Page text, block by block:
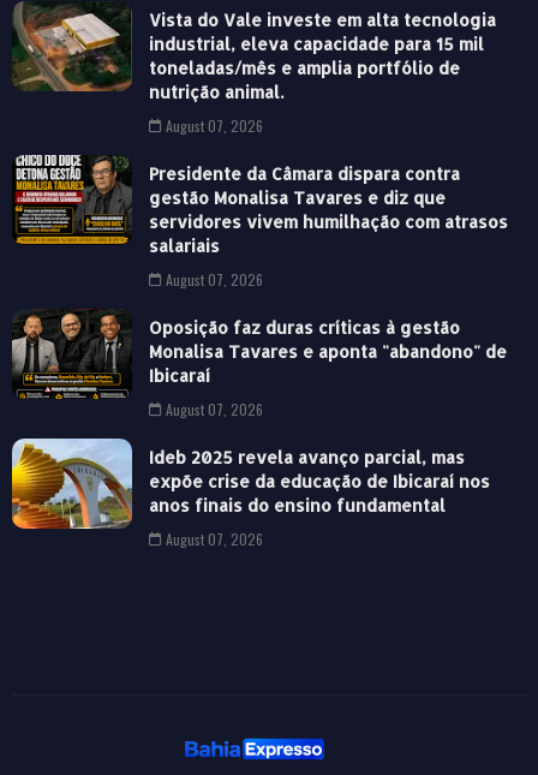
Vista do Vale investe em alta tecnologia
industrial, eleva capacidade para 15 mil
toneladas/mês e amplia portfólio de
nutrição animal.
August 07, 2026
Presidente da Câmara dispara contra
gestão Monalisa Tavares e diz que
servidores vivem humilhação com atrasos
salariais
August 07, 2026
Oposição faz duras críticas à gestão
Monalisa Tavares e aponta "abandono" de
Ibicaraí
August 07, 2026
Ideb 2025 revela avanço parcial, mas
expõe crise da educação de Ibicaraí nos
anos finais do ensino fundamental
August 07, 2026